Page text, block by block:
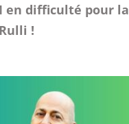
en difficulté pour la
!